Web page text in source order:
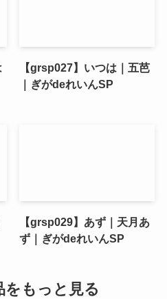
【grsp027】いつは｜五芭
｜ぎがdeれいんSP
【grsp029】あず｜天月あ
ず｜ぎがdeれいんSP
をもっと見る